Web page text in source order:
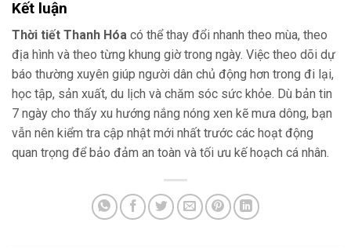
Kết luận
Thời tiết Thanh Hóa có thể thay đổi nhanh theo mùa, theo
địa hình và theo từng khung giờ trong ngày. Việc theo dõi dự
báo thường xuyên giúp người dân chủ động hơn trong đi lại,
học tập, sản xuất, du lịch và chăm sóc sức khỏe. Dù bản tin
7 ngày cho thấy xu hướng nắng nóng xen kẽ mưa dông, bạn
vẫn nên kiểm tra cập nhật mới nhất trước các hoạt động
quan trọng để bảo đảm an toàn và tối ưu kế hoạch cá nhân.